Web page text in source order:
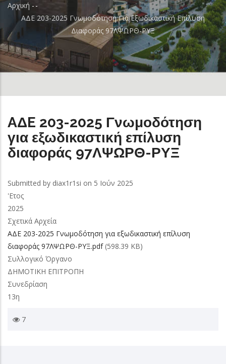
Breadcrumb
Αρχική - -
AΔE 203-2025 Γνωμοδότηση Για Εξωδικαστική Επίλυση
Διαφοράς 97ΛΨΩΡΘ-ΡΥΞ
AΔE 203-2025 Γνωμοδότηση
για εξωδικαστική επίλυση
διαφοράς 97ΛΨΩΡΘ-ΡΥΞ
Submitted by diax1r1si on 5 Ιούν 2025
'Ετος
2025
Σχετικά Αρχεία
AΔE 203-2025 Γνωμοδότηση για εξωδικαστική επίλυση
διαφοράς 97ΛΨΩΡΘ-ΡΥΞ.pdf (598.39 KB)
Συλλογικό Όργανο
ΔΗΜΟΤΙΚΗ ΕΠΙΤΡΟΠΗ
Συνεδρίαση
13η
7